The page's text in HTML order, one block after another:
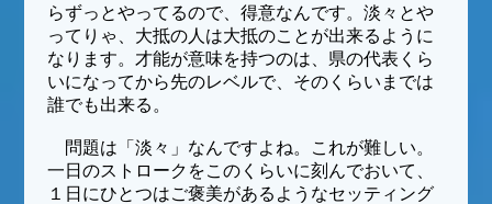
らずっとやってるので、得意なんです。淡々とや
ってりゃ、大抵の人は大抵のことが出来るように
なります。才能が意味を持つのは、県の代表くら
いになってから先のレベルで、そのくらいまでは
誰でも出来る。
問題は「淡々」なんですよね。これが難しい。
一日のストロークをこのくらいに刻んでおいて、
１日にひとつはご褒美があるようなセッティング